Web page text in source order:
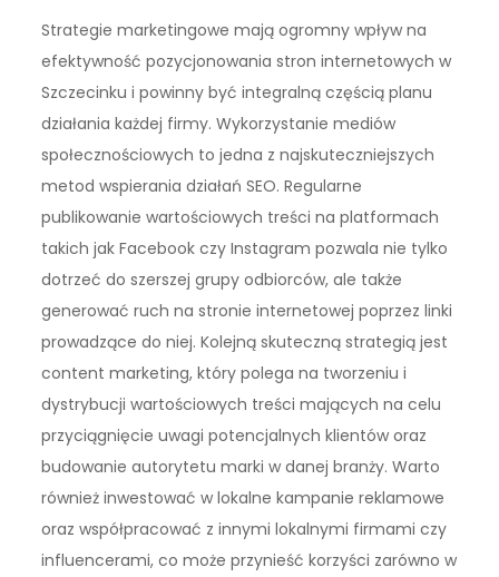
Strategie marketingowe mają ogromny wpływ na
efektywność pozycjonowania stron internetowych w
Szczecinku i powinny być integralną częścią planu
działania każdej firmy. Wykorzystanie mediów
społecznościowych to jedna z najskuteczniejszych
metod wspierania działań SEO. Regularne
publikowanie wartościowych treści na platformach
takich jak Facebook czy Instagram pozwala nie tylko
dotrzeć do szerszej grupy odbiorców, ale także
generować ruch na stronie internetowej poprzez linki
prowadzące do niej. Kolejną skuteczną strategią jest
content marketing, który polega na tworzeniu i
dystrybucji wartościowych treści mających na celu
przyciągnięcie uwagi potencjalnych klientów oraz
budowanie autorytetu marki w danej branży. Warto
również inwestować w lokalne kampanie reklamowe
oraz współpracować z innymi lokalnymi firmami czy
influencerami, co może przynieść korzyści zarówno w